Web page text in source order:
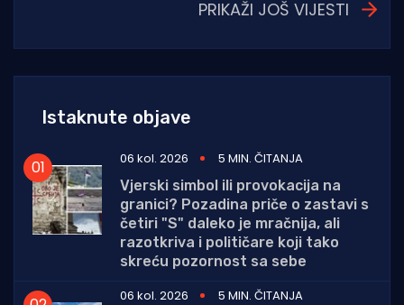
PRIKAŽI JOŠ VIJESTI
Istaknute objave
06 kol. 2026
5 MIN. ČITANJA
Vjerski simbol ili provokacija na
granici? Pozadina priče o zastavi s
četiri "S" daleko je mračnija, ali
razotkriva i političare koji tako
skreću pozornost sa sebe
06 kol. 2026
5 MIN. ČITANJA